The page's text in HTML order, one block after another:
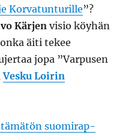
Korvatunturille”?
Kärjen visio köyhän
äiti tekee
jopa ”Varpusen
Vesku Loirin
suomirap-